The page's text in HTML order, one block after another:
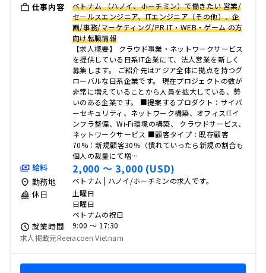
仕事内容
ベトナム （ハノイ、ホーチミン）で働きたい 営業/
セールスエンジニア、ITエンジニア（その他）、企
画/事務/マーケティング/PR IT・WEB・ゲーム の方
向け転職情報
【求人概要】 クラウド事業・ネットワークサービス
を提供している日系IT企業にて、法人営業を新しく
募集します。 ご紹介先はアジア全体に拠点を持つグ
ローバルな日系企業です。 現在プロジェクトの数が
非常に増えていることから人員を拡大している、勢
いのある企業です。 ■提案するプロダクト：サイバ
ーセキュリティ、ネットワーク構築、オフィスITイ
ンフラ整備、Wi-Fi環境の構築、 クラウドサービス、
ネットワークサービス ■顧客タイプ：既存顧客
70%：新規顧客30％（慣れていったら新規の割合も
個人の裁量にて増…
給料 2,000 〜 3,000 (USD)
勤務地 ベトナム | ハノイ/ホーチミンの求人です。
休日
土曜日
日曜日
ベトナムの祝日
就業時間
9:00 〜 17:30
求人掲載元Reeracoen Vietnam